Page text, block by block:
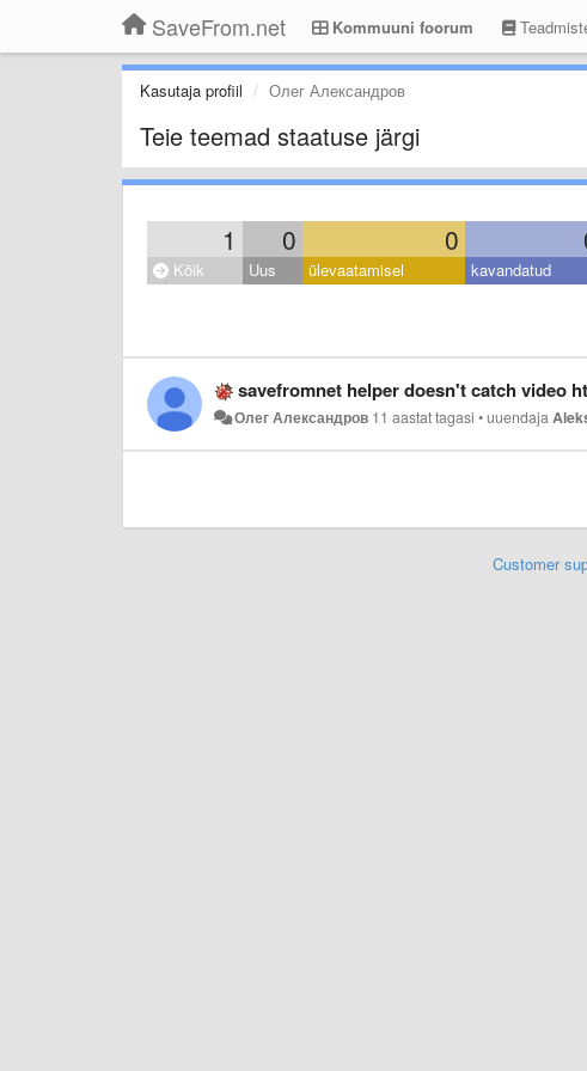
SaveFrom.net Kommuuni foorum
Kasutaja profiil Олег Александров
Teie teemad staatuse järgi
1 0 0
Kõik Uus ülevaatamisel kavandatud
savefromnet helper doesn't catch video
Олег Александров 11 aastat tagasi •uuendaja
Customer